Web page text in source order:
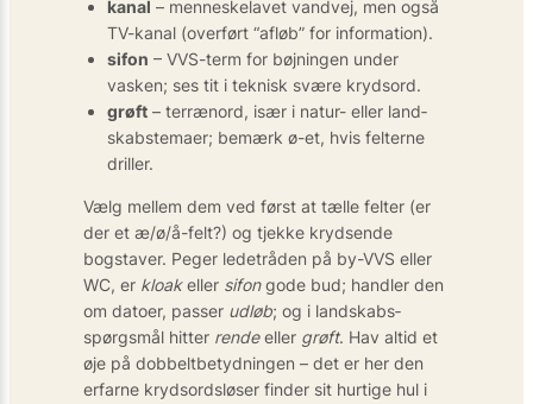
kanal – menneske­lavet vandvej, men også
TV-kanal (overført “afløb” for information).
sifon – VVS-term for bøjningen under
vasken; ses tit i teknisk svære krydsord.
grøft – terrænord, især i natur- eller land­
skabs­­temaer; bemærk ø-et, hvis felterne
driller.
Vælg mellem dem ved først at tælle felter (er
der et æ/ø/å-felt?) og tjekke krydsende
bogstaver. Peger lede­tråden på by-VVS eller
WC, er kloakeller sifongode bud; handler den
om datoer, passer udløb; og i landskabs­
spørgsmål hitter rendeeller grøft. Hav altid et
øje på dobbelt­betydningen – det er her den
erfarne krydsordsløser finder sit hurtige hul i